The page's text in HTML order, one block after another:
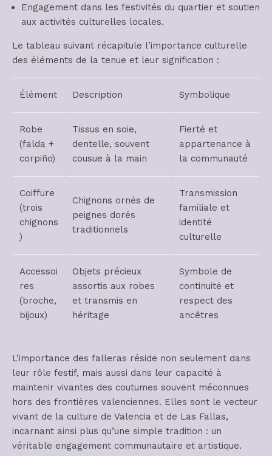
Engagement dans les festivités du quartier et soutien
aux activités culturelles locales.
Le tableau suivant récapitule l’importance culturelle
des éléments de la tenue et leur signification :
Élément Description Symbolique
Robe
(falda +
corpiño)
Tissus en soie,
dentelle, souvent
cousue à la main
Fierté et
appartenance à
la communauté
Coiffure
(trois
chignons
)
Chignons ornés de
peignes dorés
traditionnels
Transmission
familiale et
identité
culturelle
Accessoi
res
(broche,
bijoux)
Objets précieux
assortis aux robes
et transmis en
héritage
Symbole de
continuité et
respect des
ancêtres
L’importance des falleras réside non seulement dans
leur rôle festif, mais aussi dans leur capacité à
maintenir vivantes des coutumes souvent méconnues
hors des frontières valenciennes. Elles sont le vecteur
vivant de la culture de Valencia et de Las Fallas,
incarnant ainsi plus qu’une simple tradition : un
véritable engagement communautaire et artistique.